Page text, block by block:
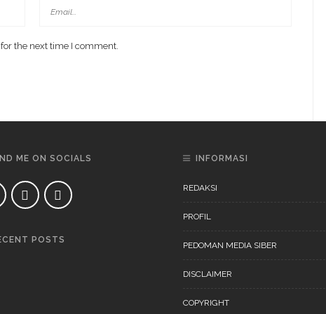
the next time I comment.
ME ON SOCIALS
POSTS
INFORMASI
REDAKSI
PROFIL
PEDOMAN MEDIA SIBER
DISCLAIMER
COPYRIGHT